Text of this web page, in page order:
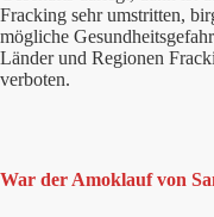
Fracking sehr umstritten,
mögliche
Länder und Regionen
verboten.
War der Amoklauf von